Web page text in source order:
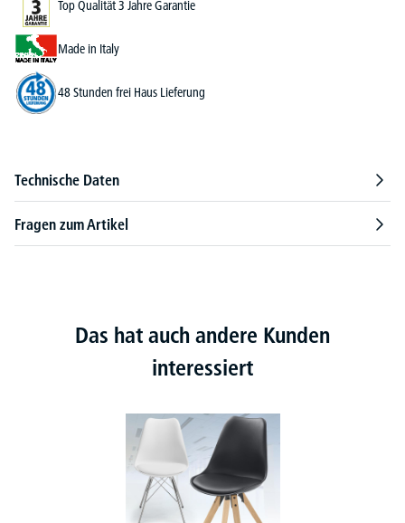
Top Qualität 3 Jahre Garantie
Made in Italy
48 Stunden frei Haus Lieferung
Technische Daten
Fragen zum Artikel
Das hat auch andere Kunden
interessiert